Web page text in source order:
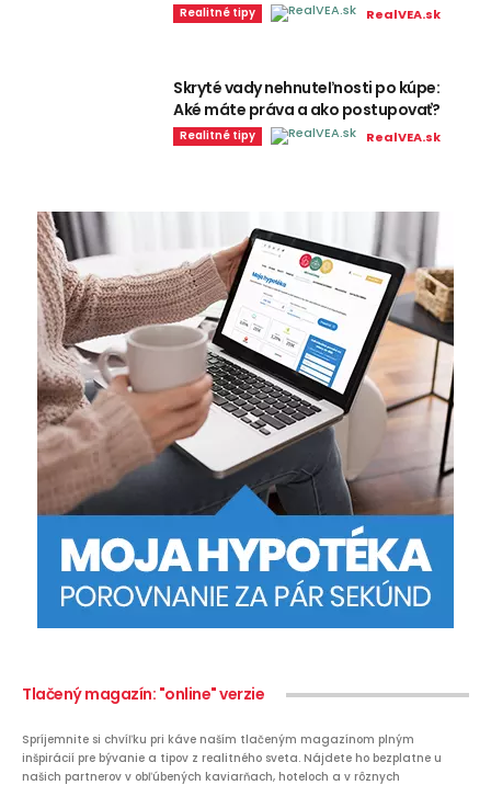
Realitné tipy RealVEA.sk
Skryté vady nehnuteľnosti po kúpe:
Aké máte práva a ako postupovať?
Realitné tipy RealVEA.sk
Tlačený magazín: "online" verzie
Spríjemnite si chvíľku pri káve naším tlačeným magazínom plným
inšpirácií pre bývanie a tipov z realitného sveta. Nájdete ho bezplatne u
našich partnerov v obľúbených kaviarňach, hoteloch a v rôznych